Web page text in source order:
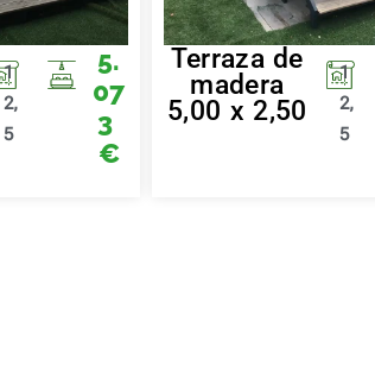
1
2,
5
5.
07
3
€
Terraza de
madera
5,00 x 2,50
1
2,
5